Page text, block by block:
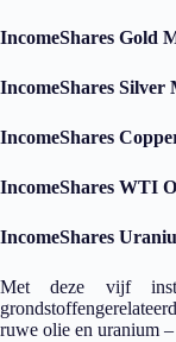
IncomeShares Gold
IncomeShares Silver
IncomeShares
IncomeShares WTI
IncomeShares
Met deze vijf
ruwe olie en uranium